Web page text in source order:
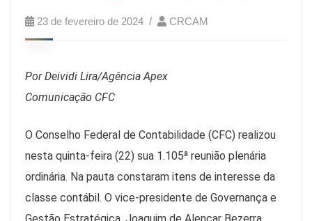
23 de fevereiro de 2024 CRCAM
Por Deividi Lira/Agência Apex
Comunicação CFC
O Conselho Federal de Contabilidade (CFC) realizou
nesta quinta-feira (22) sua 1.105ª reunião plenária
ordinária. Na pauta constaram itens de interesse da
classe contábil. O vice-presidente de Governança e
Gestão Estratégica, Joaquim de Alencar Bezerra